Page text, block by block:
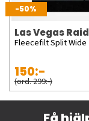
-50%
Las Vegas
Fleecefilt Split Wide
150:-
(ord. 299:-)